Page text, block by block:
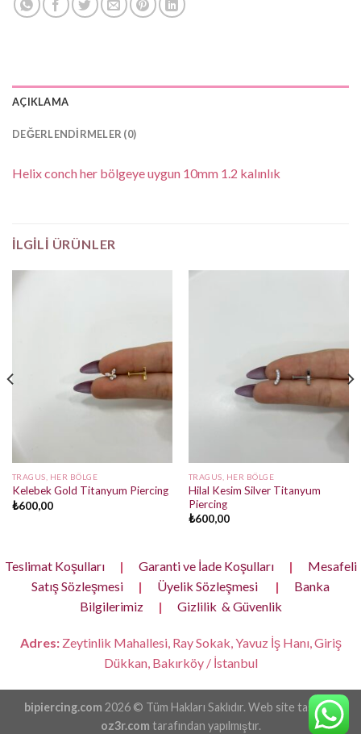
AÇIKLAMA
DEĞERLENDIRMELER (0)
Helix conch her bölgeye uygun 10mm 1.2 kalınlık
İLGILI ÜRÜNLER
TRAGUS, HER BÖLGE
Kelebek Gold Titanyum Piercing
₺600,00
TRAGUS, HER BÖLGE
Hilal Kesim Silver Titanyum
Piercing
₺600,00
Teslimat Koşulları | Garanti ve İade Koşulları |
Mesafeli
Satış Sözleşmesi
| Üyelik Sözleşmesi |
Banka
Bilgilerimiz
| Gizlilik & Güvenlik
Adres:Zeytinlik Mahallesi, Ray Sokak, Yavuz İş Hanı, Giriş
Dükkan, Bakırköy / İstanbul
bipiercing.com 2026 © Tüm Hakları Saklıdır. Web site tasarımı
oz3r.com tarafından yapılmıştır.